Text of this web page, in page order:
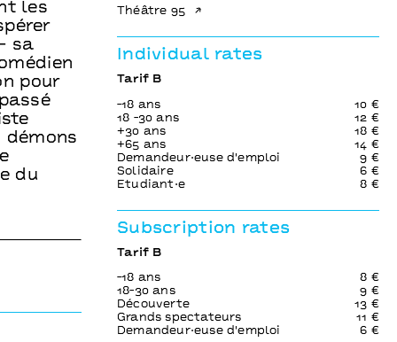
les
sa
pour
du
Théâtre 95
Individual rates
Tarif B
-18 ans
10 €
18 -30 ans
12 €
+30 ans
18 €
+65 ans
14 €
Demandeur⋅euse d'emploi
9 €
Solidaire
6 €
Etudiant⋅e
8 €
Subscription rates
Tarif B
-18 ans
8 €
18-30 ans
9 €
Découverte
13 €
Grands spectateurs
11 €
Demandeur⋅euse d'emploi
6 €